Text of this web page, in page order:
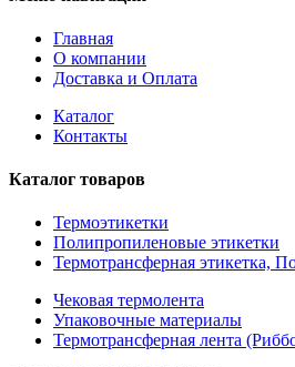
Главная
О компании
Доставка и Оплата
Каталог
Контакты
Каталог товаров
Термоэтикетки
Полипропиленовые этикетки
Термотрансферная этикетка,
Чековая термолента
Упаковочные материалы
Термотрансферная лента